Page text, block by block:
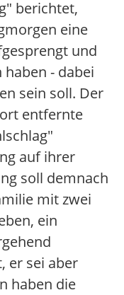
berichtet,
eine
und
- dabei
sein soll. Der
entfernte
auf ihrer
soll demnach
mit zwei
ein
er sei aber
haben die